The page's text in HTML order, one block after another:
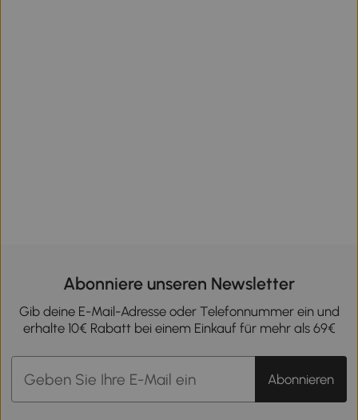
Abonniere unseren Newsletter
Gib deine E-Mail-Adresse oder Telefonnummer ein und
erhalte 10€ Rabatt bei einem Einkauf für mehr als 69€
Abonnieren